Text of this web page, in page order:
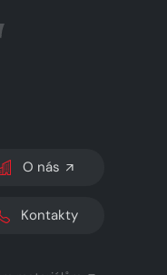
SVĚTLÝ/TMAVÝ REŽIM
O nás
Kontakty